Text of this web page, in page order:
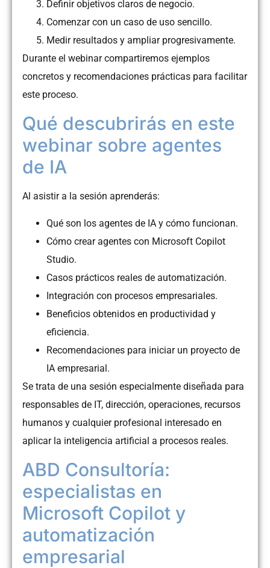
Definir objetivos claros de negocio.
Comenzar con un caso de uso sencillo.
Medir resultados y ampliar progresivamente.
Durante el webinar compartiremos ejemplos
concretos y recomendaciones prácticas para facilitar
este proceso.
Qué descubrirás en este
webinar sobre agentes
de IA
Al asistir a la sesión aprenderás:
Qué son los agentes de IA y cómo funcionan.
Cómo crear agentes con Microsoft Copilot
Studio.
Casos prácticos reales de automatización.
Integración con procesos empresariales.
Beneficios obtenidos en productividad y
eficiencia.
Recomendaciones para iniciar un proyecto de
IA empresarial.
Se trata de una sesión especialmente diseñada para
responsables de IT, dirección, operaciones, recursos
humanos y cualquier profesional interesado en
aplicar la inteligencia artificial a procesos reales.
ABD Consultoría:
especialistas en
Microsoft Copilot y
automatización
empresarial